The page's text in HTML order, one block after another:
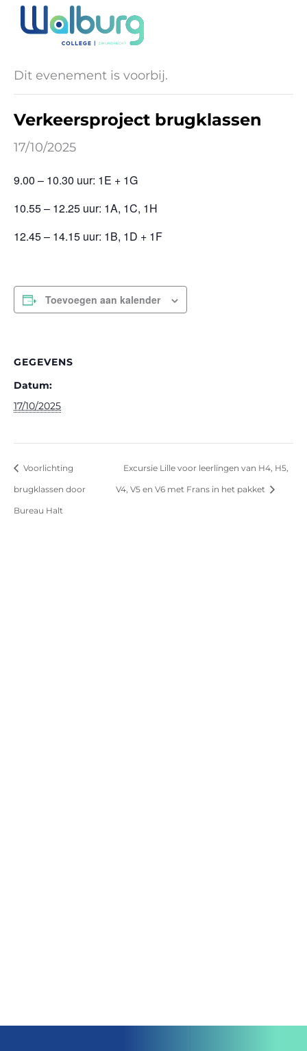
naar
inhoud
« Alle Evenementen
Dit evenement is voorbij.
Verkeersproject brugklassen
17/10/2025
9.00 – 10.30 uur: 1E + 1G
10.55 – 12.25 uur: 1A, 1C, 1H
12.45 – 14.15 uur: 1B, 1D + 1F
Toevoegen aan kalender
GEGEVENS
Datum:
17/10/2025
Voorlichting
brugklassen door
Bureau Halt
Excursie Lille voor leerlingen van H4, H5,
V4, V5 en V6 met Frans in het pakket